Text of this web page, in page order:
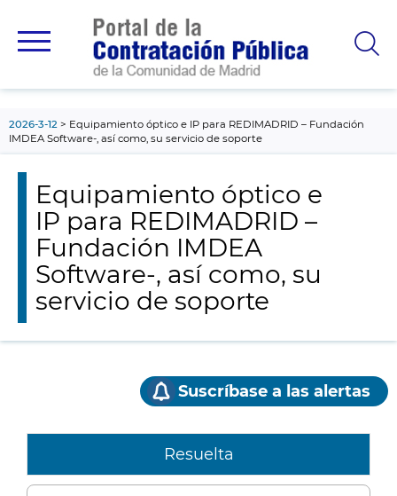
principal
2026-3-12
Equipamiento óptico e IP para REDIMADRID – Fundación
IMDEA Software-, así como, su servicio de soporte
Equipamiento óptico e
IP para REDIMADRID –
Fundación IMDEA
Software-, así como, su
servicio de soporte
Suscríbase a las alertas
Resuelta